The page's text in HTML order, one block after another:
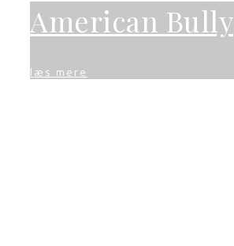
American Bully
læs mere